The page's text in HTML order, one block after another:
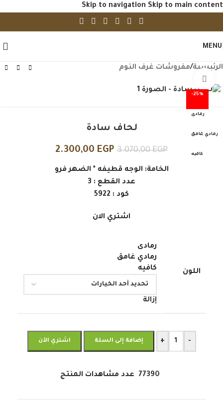
Skip to navigation Skip to main content
MENU
الرئيسية/مفروشات غرف النوم
-25%
رمادى
رمادي غامق
كافيه
لحاف سادة
3.070,00EGP
2.300,00 EGP
الخامة: الوجه قطيفه * الضهر فرو
عدد القطع : 3
كود : 5922
اشتري الان
اللون
رمادى
رمادي غامق
كافيه
إزالة
-
+ إضافة إلى السلة اشتري الآن
77390 عدد مشاهدات المنتج